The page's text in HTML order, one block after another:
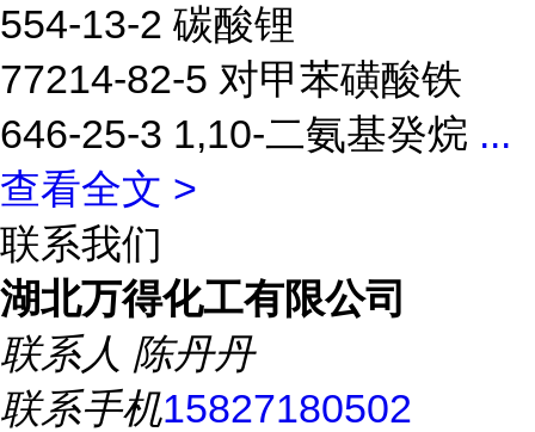
554-13-2 碳酸锂
77214-82-5 对甲苯磺酸铁
646-25-3 1,10-二氨基癸烷 ...
查看全文 >
联系我们
湖北万得化工有限公司
联系人 陈丹丹
联系手机15827180502